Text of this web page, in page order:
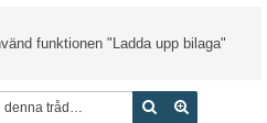
funktionen "Ladda upp bilaga"
Sök